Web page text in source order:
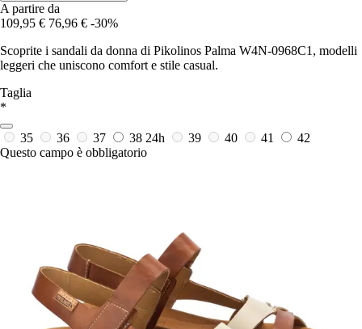
A partire da
109,95 € 76,96 € -30%
Scoprite i sandali da donna di Pikolinos Palma W4N-0968C1, modelli
leggeri che uniscono comfort e stile casual.
Taglia
*
35 36 37 38 24h 39 40 41
42
Questo campo è obbligatorio